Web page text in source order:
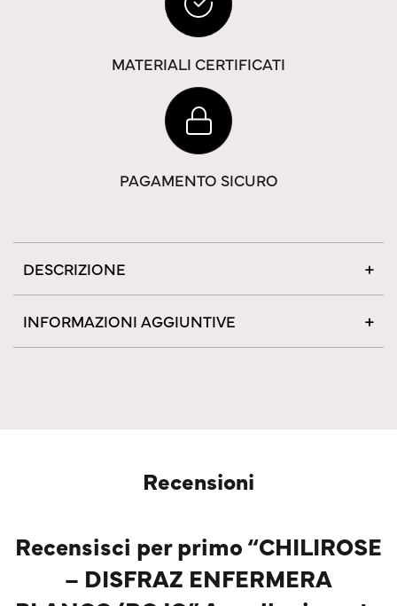
MATERIALI CERTIFICATI
PAGAMENTO SICURO
DESCRIZIONE
INFORMAZIONI AGGIUNTIVE
Recensioni
Recensisci per primo “CHILIROSE
– DISFRAZ ENFERMERA